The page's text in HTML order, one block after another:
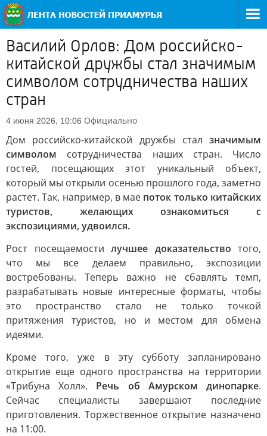
Василий Орлов: Дом российско-
китайской дружбы стал значимым
символом сотрудничества наших
стран
4 июня 2026, 10:06 Официально
Дом российско-китайской дружбы стал значимым
символом сотрудничества наших стран. Число
гостей, посещающих этот уникальный объект,
который мы открыли осенью прошлого года, заметно
растет. Так, например, в мае поток только китайских
туристов, желающих ознакомиться с
экспозициями, удвоился.
Рост посещаемости лучшее доказательство того,
что мы все делаем правильно, экспозиции
востребованы. Теперь важно не сбавлять темп,
разрабатывать новые интересные форматы, чтобы
это пространство стало не только точкой
притяжения туристов, но и местом для обмена
идеями.
Кроме того, уже в эту субботу запланировано
открытие еще одного пространства на территории
«Трибуна Холл». Речь об Амурском динопарке.
Сейчас специалисты завершают последние
приготовления. Торжественное открытие назначено
на 11:00.